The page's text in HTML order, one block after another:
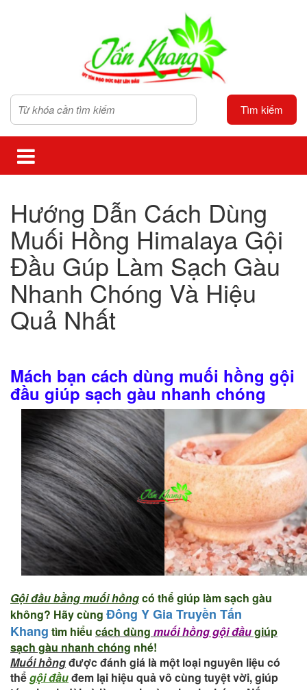
Tìm kiếm
Hướng Dẫn Cách Dùng
Muối Hồng Himalaya Gội
Đầu Gúp Làm Sạch Gàu
Nhanh Chóng Và Hiệu
Quả Nhất
Mách bạn cách dùng muối hồng gội
đầu giúp sạch gàu nhanh chóng
Gội đầu bằng muối hồngcó thể giúp làm sạch gàu
không? Hãy cùng Đông Y Gia Truyền Tấn
Khang tìm hiểu cách dùng muối hồng gội đầugiúp
sạch gàu nhanh chóng nhé!
Muối hồngđược đánh giá là một loại nguyên liệu có
thểgội đầuđem lại hiệu quả vô cùng tuyệt vời, giúp